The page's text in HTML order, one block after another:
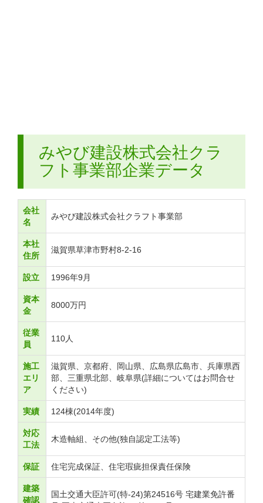
みやび建設株式会社クラ
フト事業部企業データ
会社
名
みやび建設株式会社クラフト事業部
本社
住所
滋賀県草津市野村8-2-16
設立 1996年9月
資本
金
8000万円
従業
員
110人
施工
エリ
ア
滋賀県、京都府、岡山県、広島県広島市、兵庫県西
部、三重県北部、岐阜県(詳細についてはお問合せ
ください)
実績 124棟(2014年度)
対応
工法
木造軸組、その他(独自認定工法等)
保証 住宅完成保証、住宅瑕疵担保責任保険
建築
確認
国土交通大臣許可(特-24)第24516号 宅建業免許番